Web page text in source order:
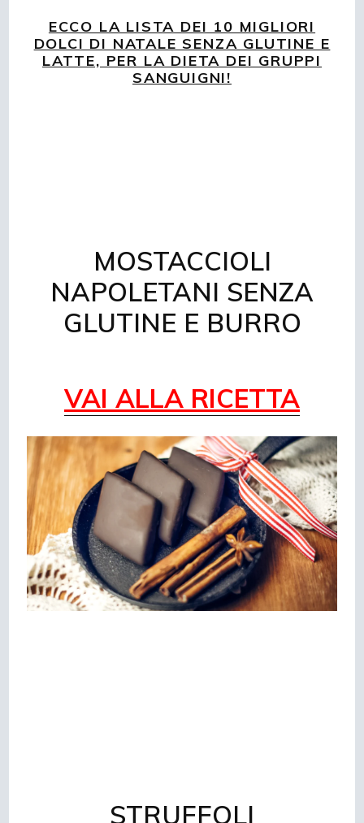
ECCO LA LISTA DEI 10 MIGLIORI
DOLCI DI NATALE SENZA GLUTINE E
LATTE, PER LA DIETA DEI GRUPPI
SANGUIGNI!
MOSTACCIOLI
NAPOLETANI SENZA
GLUTINE E BURRO
VAI ALLA RICETTA
STRUFFOLI